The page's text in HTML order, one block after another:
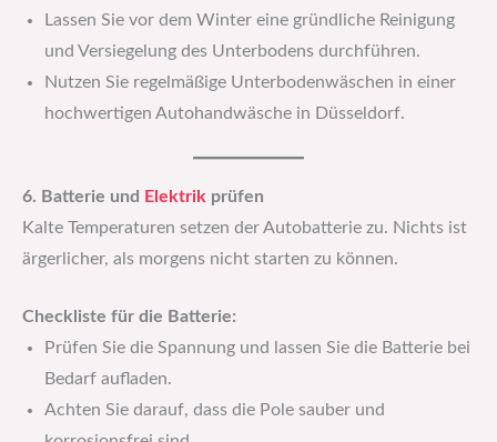
Lassen Sie vor dem Winter eine gründliche Reinigung
und Versiegelung des Unterbodens durchführen.
Nutzen Sie regelmäßige Unterbodenwäschen in einer
hochwertigen Autohandwäsche in Düsseldorf.
6. Batterie und Elektrik prüfen
Kalte Temperaturen setzen der Autobatterie zu. Nichts ist
ärgerlicher, als morgens nicht starten zu können.
Checkliste für die Batterie:
Prüfen Sie die Spannung und lassen Sie die Batterie bei
Bedarf aufladen.
Achten Sie darauf, dass die Pole sauber und